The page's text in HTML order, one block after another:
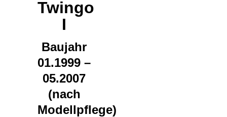
Twingo
I
Baujahr
01.1999 –
05.2007
(nach
Modellpflege)